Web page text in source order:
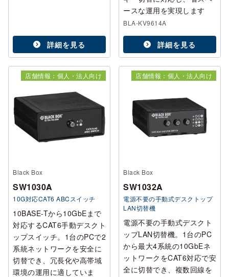
詳細を見る
ースな運用を実現します
BLA-KV9614A
詳細を見る
店舗情報：個人・法人向け
Black Box
SW1030A
10G対応CAT6 ABCスイッチ
10BASE-Tから10GbEまで
対応するCAT6手動デスクト
ップスイッチ。1台のPCで2
系統ネットワークを安全に
切替でき、冗長化や高帯域
環境の運用に適していま
店舗情報：個人・法人向け
Black Box
SW1032A
電源不要の手動式デスクトップ
LAN切替機
電源不要の手動式デスクト
ップLAN切替機。1台のPC
から最大4系統の10GbEネ
ットワークをCAT6対応で安
全に切替でき、複数回線を